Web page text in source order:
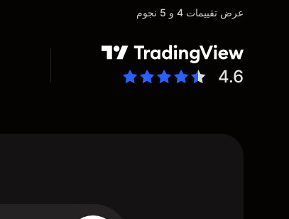
عرض تقييمات 4 و 5 نجوم
4.6